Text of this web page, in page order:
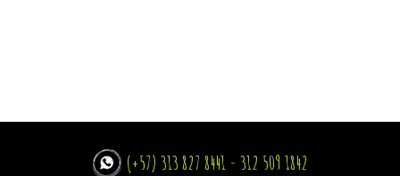
(+57) 313 827 8441 - 312 509 1842